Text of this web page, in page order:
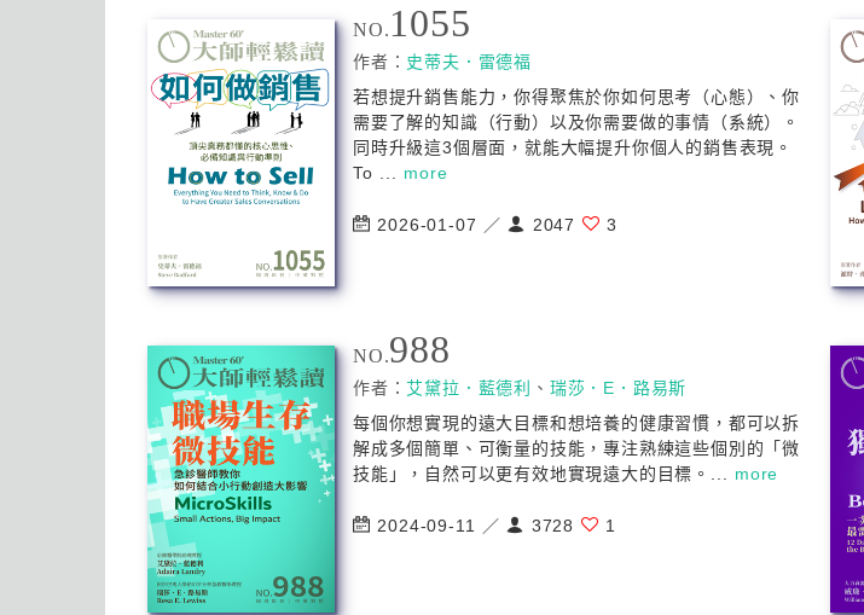
NO. 1055
作者： 史蒂夫．雷德福
若想提升銷售能力，你得聚焦於你如何思考（心態）、你
需要了解的知識（行動）以及你需要做的事情（系統）。
同時升級這3個層面，就能大幅提升你個人的銷售表現。
To ... more
2026-01-07 ／ 2047 3
NO.988
作者：艾黛拉．藍德利 、 瑞莎．E．路易斯
每個你想實現的遠大目標和想培養的健康習慣，都可以拆
解成多個簡單、可衡量的技能，專注熟練這些個別的「微
技能」，自然可以更有效地實現遠大的目標。... more
2024-09-11 ／ 3728 1